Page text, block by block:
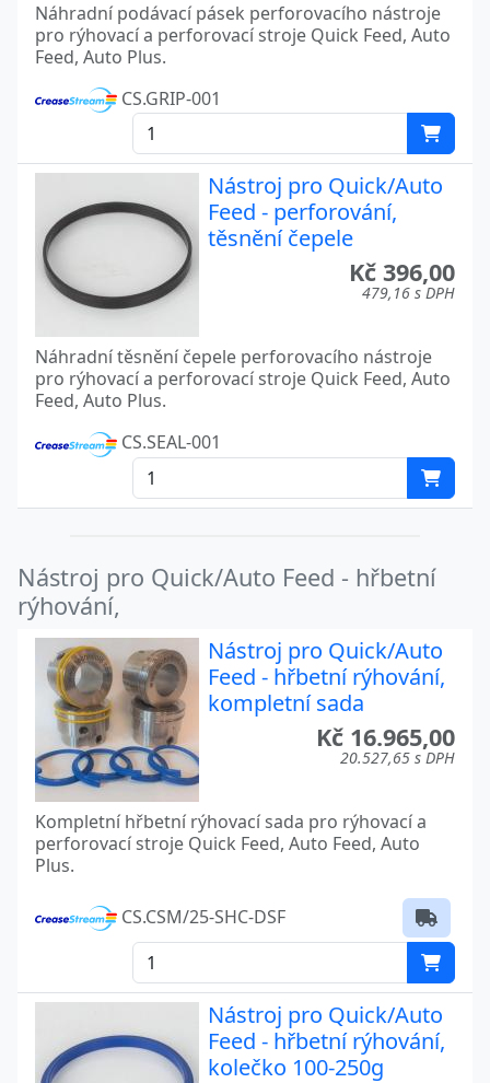
Náhradní podávací pásek perforovacího nástroje
pro rýhovací a perforovací stroje Quick Feed, Auto
Feed, Auto Plus.
CS.GRIP-001
Nástroj pro Quick/Auto
Feed - perforování,
těsnění čepele
Kč 396,00
479,16 s DPH
Náhradní těsnění čepele perforovacího nástroje
pro rýhovací a perforovací stroje Quick Feed, Auto
Feed, Auto Plus.
CS.SEAL-001
Nástroj pro Quick/Auto Feed - hřbetní
rýhování,
Nástroj pro Quick/Auto
Feed - hřbetní rýhování,
kompletní sada
Kč 16.965,00
20.527,65 s DPH
Kompletní hřbetní rýhovací sada pro rýhovací a
perforovací stroje Quick Feed, Auto Feed, Auto
Plus.
CS.CSM/25-SHC-DSF
Nástroj pro Quick/Auto
Feed - hřbetní rýhování,
kolečko 100-250g